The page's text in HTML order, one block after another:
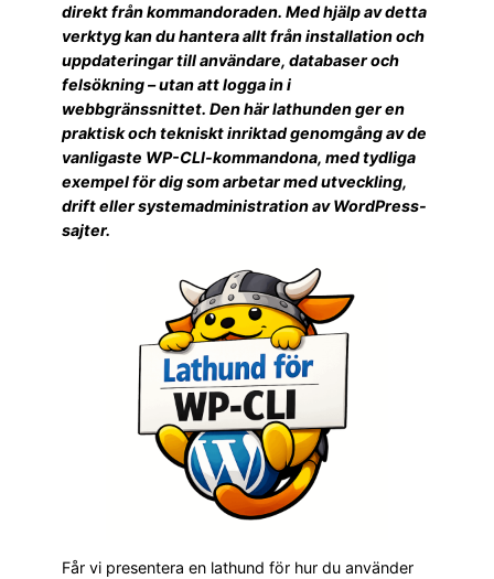
direkt från kommandoraden. Med hjälp av detta
verktyg kan du hantera allt från installation och
uppdateringar till användare, databaser och
felsökning – utan att logga in i
webbgränssnittet. Den här lathunden ger en
praktisk och tekniskt inriktad genomgång av de
vanligaste WP-CLI-kommandona, med tydliga
exempel för dig som arbetar med utveckling,
drift eller systemadministration av WordPress-
sajter.
Får vi presentera en lathund för hur du använder